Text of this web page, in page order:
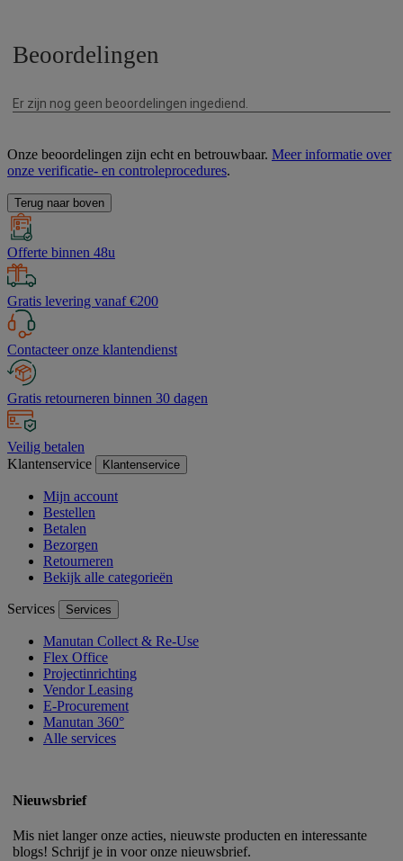
Onze beoordelingen zijn echt en betrouwbaar. Meer informatie over
onze verificatie- en controleprocedures.
Terug naar boven
Offerte binnen 48u
Gratis levering vanaf €200
Contacteer onze klantendienst
Gratis retourneren binnen 30 dagen
Veilig betalen
Klantenservice
Klantenservice
Mijn account
Bestellen
Betalen
Bezorgen
Retourneren
Bekijk alle categorieën
Services Services
Manutan Collect & Re-Use
Flex Office
Projectinrichting
Vendor Leasing
E-Procurement
Manutan 360°
Alle services
Nieuwsbrief
Mis niet langer onze acties, nieuwste producten en interessante
blogs! Schrijf je in voor onze nieuwsbrief.